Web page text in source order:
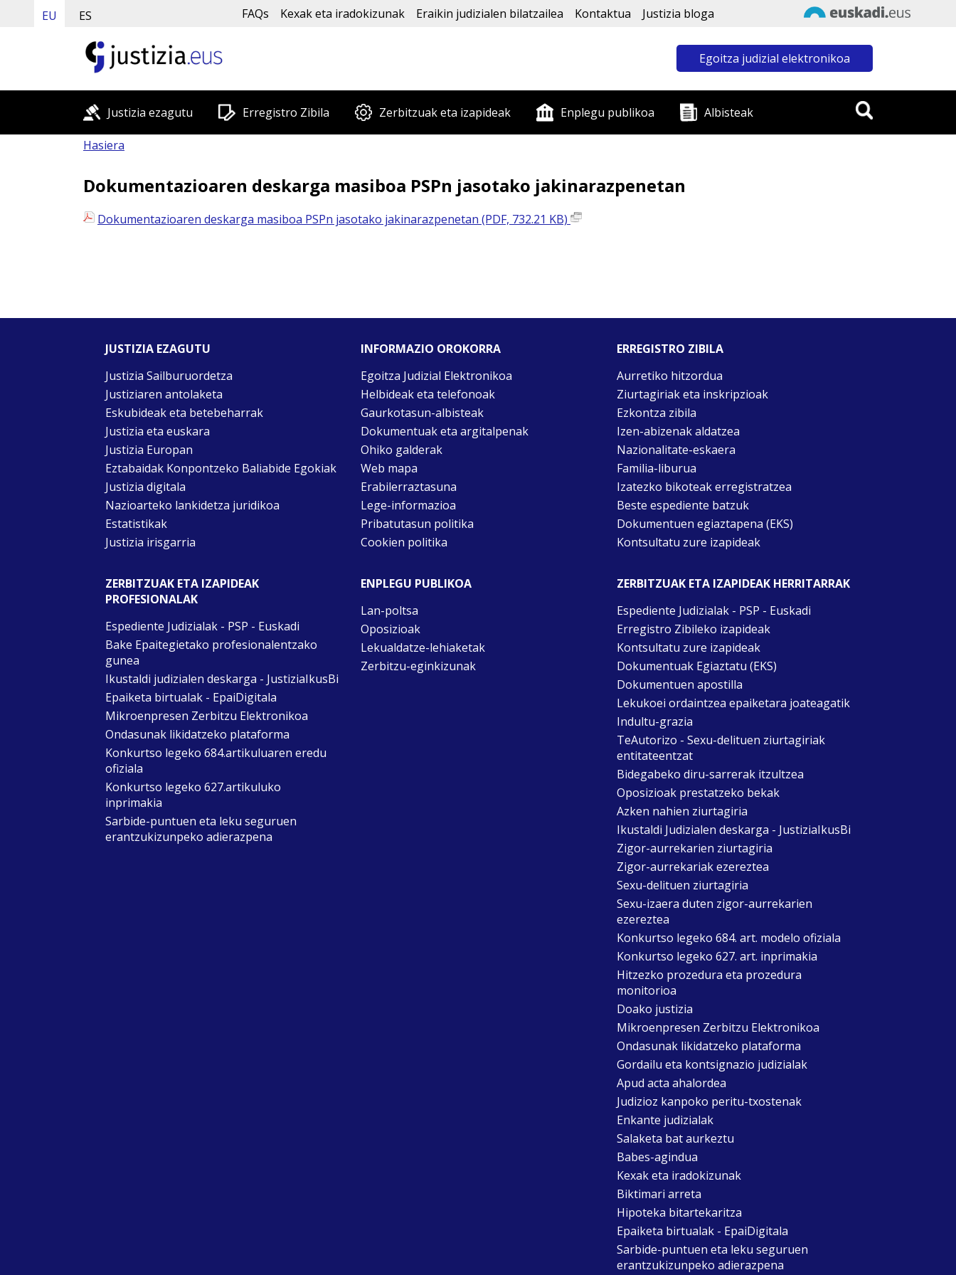
EU ES FAQs Kexak eta iradokizunak Eraikin judizialen bilatzailea Kontaktua Justizia bloga
Egoitza judizial elektronikoa
Justizia ezagutu Erregistro Zibila Zerbitzuak eta izapideak Enplegu publikoa Albisteak
Hasiera
Dokumentazioaren deskarga masiboa PSPn jasotako jakinarazpenetan
Dokumentazioaren deskarga masiboa PSPn jasotako jakinarazpenetan (PDF, 732.21 KB)
JUSTIZIA EZAGUTU
Justizia Sailburuordetza
Justiziaren antolaketa
Eskubideak eta betebeharrak
Justizia eta euskara
Justizia Europan
Eztabaidak Konpontzeko Baliabide Egokiak
Justizia digitala
Nazioarteko lankidetza juridikoa
Estatistikak
Justizia irisgarria
INFORMAZIO OROKORRA
Egoitza Judizial Elektronikoa
Helbideak eta telefonoak
Gaurkotasun-albisteak
Dokumentuak eta argitalpenak
Ohiko galderak
Web mapa
Erabilerraztasuna
Lege-informazioa
Pribatutasun politika
Cookien politika
ERREGISTRO ZIBILA
Aurretiko hitzordua
Ziurtagiriak eta inskripzioak
Ezkontza zibila
Izen-abizenak aldatzea
Nazionalitate-eskaera
Familia-liburua
Izatezko bikoteak erregistratzea
Beste espediente batzuk
Dokumentuen egiaztapena (EKS)
Kontsultatu zure izapideak
ZERBITZUAK ETA IZAPIDEAK
PROFESIONALAK
Espediente Judizialak - PSP - Euskadi
Bake Epaitegietako profesionalentzako
gunea
Ikustaldi judizialen deskarga - JustiziaIkusBi
Epaiketa birtualak - EpaiDigitala
Mikroenpresen Zerbitzu Elektronikoa
Ondasunak likidatzeko plataforma
Konkurtso legeko 684.artikuluaren eredu
ofiziala
Konkurtso legeko 627.artikuluko
inprimakia
Sarbide-puntuen eta leku seguruen
erantzukizunpeko adierazpena
ENPLEGU PUBLIKOA
Lan-poltsa
Oposizioak
Lekualdatze-lehiaketak
Zerbitzu-eginkizunak
ZERBITZUAK ETA IZAPIDEAK HERRITARRAK
Espediente Judizialak - PSP - Euskadi
Erregistro Zibileko izapideak
Kontsultatu zure izapideak
Dokumentuak Egiaztatu (EKS)
Dokumentuen apostilla
Lekukoei ordaintzea epaiketara joateagatik
Indultu-grazia
TeAutorizo - Sexu-delituen ziurtagiriak
entitateentzat
Bidegabeko diru-sarrerak itzultzea
Oposizioak prestatzeko bekak
Azken nahien ziurtagiria
Ikustaldi Judizialen deskarga - JustiziaIkusBi
Zigor-aurrekarien ziurtagiria
Zigor-aurrekariak ezereztea
Sexu-delituen ziurtagiria
Sexu-izaera duten zigor-aurrekarien
ezereztea
Konkurtso legeko 684. art. modelo ofiziala
Konkurtso legeko 627. art. inprimakia
Hitzezko prozedura eta prozedura
monitorioa
Doako justizia
Mikroenpresen Zerbitzu Elektronikoa
Ondasunak likidatzeko plataforma
Gordailu eta kontsignazio judizialak
Apud acta ahalordea
Judizioz kanpoko peritu-txostenak
Enkante judizialak
Salaketa bat aurkeztu
Babes-agindua
Kexak eta iradokizunak
Biktimari arreta
Hipoteka bitartekaritza
Epaiketa birtualak - EpaiDigitala
Sarbide-puntuen eta leku seguruen
erantzukizunpeko adierazpena